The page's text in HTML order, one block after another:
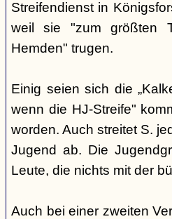
Streifendienst in
weil sie "zum größten
Hemden" trugen.
Einig seien sich die
wenn die HJ-Streife"
worden. Auch streitet S.
Jugend ab. Die
Leute, die nichts mit der
Auch bei einer zweiten